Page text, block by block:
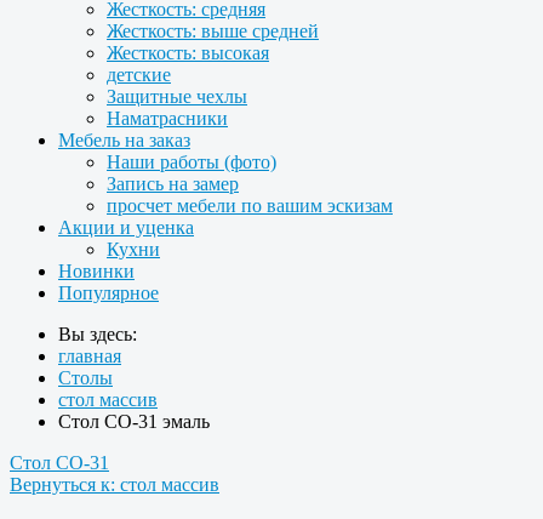
Жесткость: средняя
Жесткость: выше средней
Жесткость: высокая
детские
Защитные чехлы
Наматрасники
Мебель на заказ
Наши работы (фото)
Запись на замер
просчет мебели по вашим эскизам
Акции и уценка
Кухни
Новинки
Популярное
Вы здесь:
главная
Столы
стол массив
Стол СО-31 эмаль
Стол СО-31
Вернуться к: стол массив